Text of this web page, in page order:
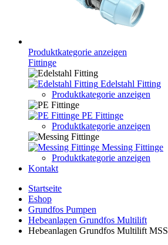
Produktkategorie anzeigen
Fittinge
Edelstahl Fitting
Produktkategorie anzeigen
PE Fittinge
Produktkategorie anzeigen
Messing Fittinge
Produktkategorie anzeigen
Kontakt
Startseite
Eshop
Grundfos Pumpen
Hebeanlagen Grundfos Multilift
Hebeanlagen Grundfos Multilift MSS